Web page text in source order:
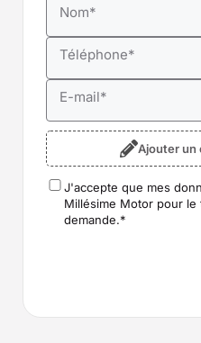
Nom*
Téléphone*
E-mail*
Ajouter un
RGPD*
J'accepte que mes
Millésime Motor pour le
demande.*